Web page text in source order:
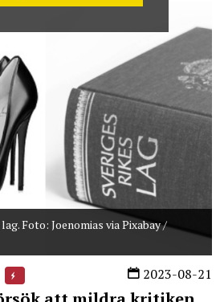
Foto: Joenomias via Pixabay /
2023-08-21